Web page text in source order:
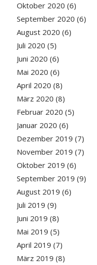
Oktober 2020 (6)
September 2020 (6)
August 2020 (6)
Juli 2020 (5)
Juni 2020 (6)
Mai 2020 (6)
April 2020 (8)
März 2020 (8)
Februar 2020 (5)
Januar 2020 (6)
Dezember 2019 (7)
November 2019 (7)
Oktober 2019 (6)
September 2019 (9)
August 2019 (6)
Juli 2019 (9)
Juni 2019 (8)
Mai 2019 (5)
April 2019 (7)
März 2019 (8)